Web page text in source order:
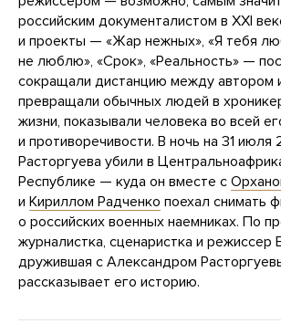
российским документалистом в XXI
и проекты — «Жар нежных», «Я тебя
не люблю», «Срок», «Реальность» —
сокращали дистанцию между автором
превращали обычных людей в
жизни, показывали человека во всей
и противоречивости. В ночь на 31 июля
Расторгуева убили в
Республике — куда он вместе с
и Кириллом Радченко поехал снимать
о российских военных наемниках. По
журналистка, сценаристка и режиссер
дружившая с Александром
рассказывает его историю.